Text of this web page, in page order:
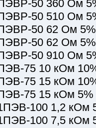
50 360 Ом
50 510 Ом
50 62 Ом
50 62 Ом
50 910 Ом
75 10 кОм
75 15 кОм
75 15 кОм 5%
100 1,2 кОм
100 7,5 кОм